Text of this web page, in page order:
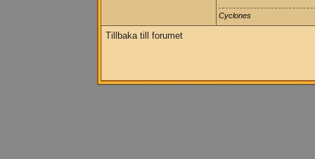
Cyclones
Tillbaka till forumet